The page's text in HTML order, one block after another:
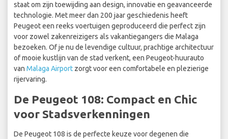
staat om zijn toewijding aan design, innovatie en geavanceerde
technologie. Met meer dan 200 jaar geschiedenis heeft
Peugeot een reeks voertuigen geproduceerd die perfect zijn
voor zowel zakenreizigers als vakantiegangers die Malaga
bezoeken. Of je nu de levendige cultuur, prachtige architectuur
of mooie kustlijn van de stad verkent, een Peugeot-huurauto
van Malaga Airport zorgt voor een comfortabele en plezierige
rijervaring.
De Peugeot 108: Compact en Chic
voor Stadsverkenningen
De Peugeot 108 is de perfecte keuze voor degenen die